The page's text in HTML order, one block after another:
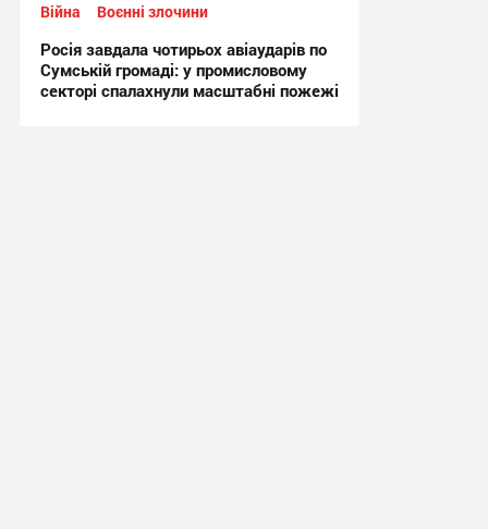
Війна Воєнні злочини
Росія завдала чотирьох авіаударів по
Сумській громаді: у промисловому
секторі спалахнули масштабні пожежі